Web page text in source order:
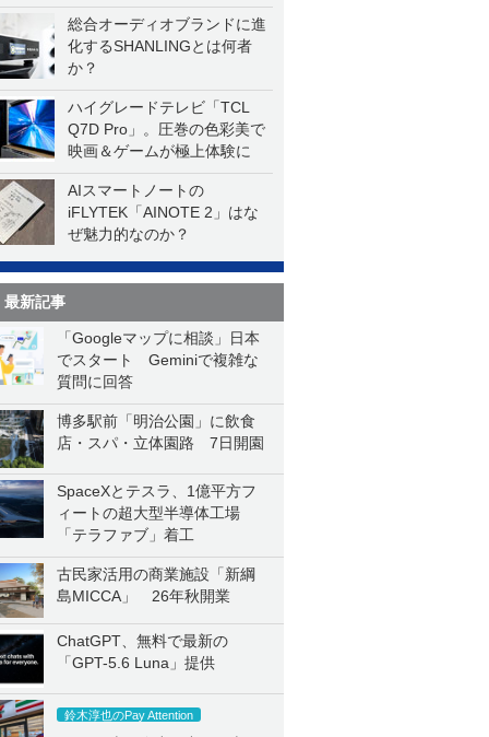
総合オーディオブランドに進
化するSHANLINGとは何者
か？
ハイグレードテレビ「TCL
Q7D Pro」。圧巻の色彩美で
映画＆ゲームが極上体験に
AIスマートノートの
iFLYTEK「AINOTE 2」はな
ぜ魅力的なのか？
最新記事
「Googleマップに相談」日本
でスタート Geminiで複雑な
質問に回答
博多駅前「明治公園」に飲食
店・スパ・立体園路 7日開園
SpaceXとテスラ、1億平方フ
ィートの超大型半導体工場
「テラファブ」着工
古民家活用の商業施設「新綱
島MICCA」 26年秋開業
ChatGPT、無料で最新の
「GPT-5.6 Luna」提供
鈴木淳也のPay Attention